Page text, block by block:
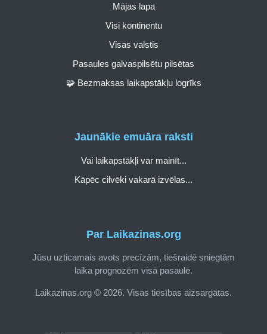
Par Laikazinas.org
Jūsu uzticamais avots precīzām, tiešraidē sniegtām
laika prognozēm visā pasaulē.
Laikazinas.org © 2026. Visas tiesības aizsargātas.
Mājas lapa
Visi kontinentu
Visas valstis
Pasaules galvaspilsētu pilsētas
🧩 Bezmaksas laikapstākļu logrīks
Jaunākie emuāra raksti
Vai laikapstākļi var mainīt...
Kāpēc cilvēki vakarā izvēlas...